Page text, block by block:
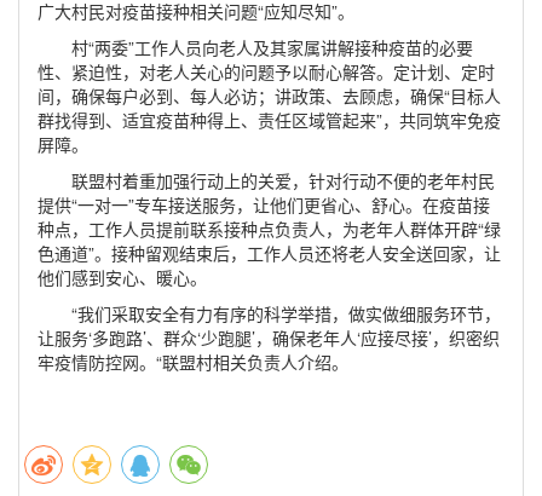
广大村民对疫苗接种相关问题“应知尽知”。
村“两委”工作人员向老人及其家属讲解接种疫苗的必要
性、紧迫性，对老人关心的问题予以耐心解答。定计划、定时
间，确保每户必到、每人必访；讲政策、去顾虑，确保“目标人
群找得到、适宜疫苗种得上、责任区域管起来”，共同筑牢免疫
屏障。
联盟村着重加强行动上的关爱，针对行动不便的老年村民
提供“一对一”专车接送服务，让他们更省心、舒心。在疫苗接
种点，工作人员提前联系接种点负责人，为老年人群体开辟“绿
色通道”。接种留观结束后，工作人员还将老人安全送回家，让
他们感到安心、暖心。
“我们采取安全有力有序的科学举措，做实做细服务环节，
让服务‘多跑路’、群众‘少跑腿’，确保老年人‘应接尽接’，织密织
牢疫情防控网。“联盟村相关负责人介绍。